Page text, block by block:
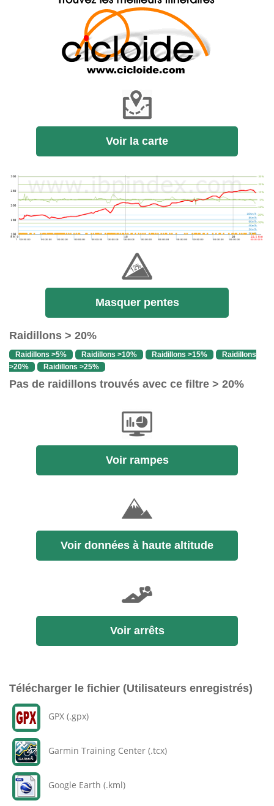
Voir la carte
Masquer pentes
Raidillons > 20%
Raidillons >5% Raidillons >10% Raidillons >15%
Raidillons
>20%
Raidillons >25%
Pas de raidillons trouvés avec ce filtre > 20%
Voir rampes
Voir données à haute altitude
Voir arrêts
Télécharger le fichier (Utilisateurs enregistrés)
GPX (.gpx)
Garmin Training Center (.tcx)
Google Earth (.kml)